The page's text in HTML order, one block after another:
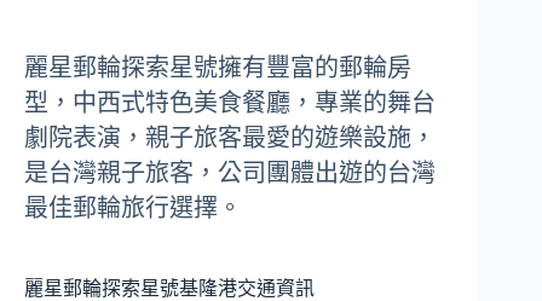
麗星郵輪探索星號擁有豐富的郵輪房
型，中西式特色美食餐廳，專業的舞台
劇院表演，親子旅客最愛的遊樂設施，
是台灣親子旅客，公司團體出遊的台灣
最佳郵輪旅行選擇。
麗星郵輪探索星號基隆港交通資訊